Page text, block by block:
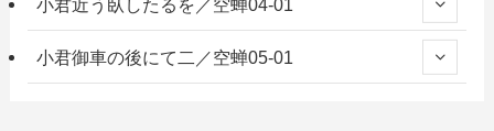
小君近う臥したるを／空蝉04-01
小君御車の後にて二／空蝉05-01